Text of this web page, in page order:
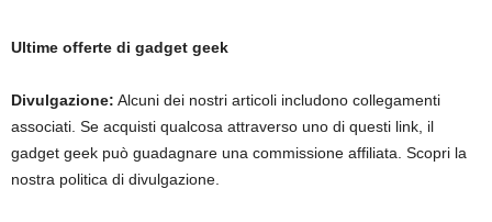
Ultime offerte di gadget geek
Divulgazione: Alcuni dei nostri articoli includono collegamenti
associati. Se acquisti qualcosa attraverso uno di questi link, il
gadget geek può guadagnare una commissione affiliata. Scopri la
nostra politica di divulgazione.